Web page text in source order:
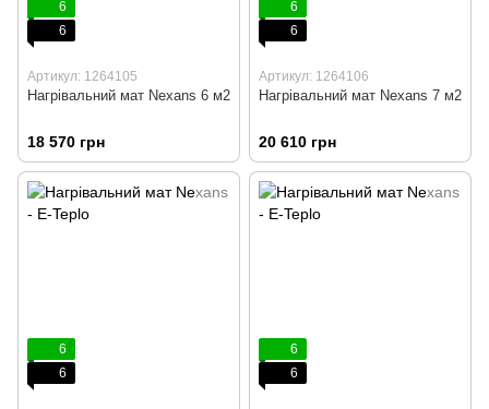
6
6
Артикул: 1264105
Нагрівальний мат Nexans 6 м2
18 570 грн
6
6
Артикул: 1264106
Нагрівальний мат Nexans 7 м2
20 610 грн
6
6
6
6